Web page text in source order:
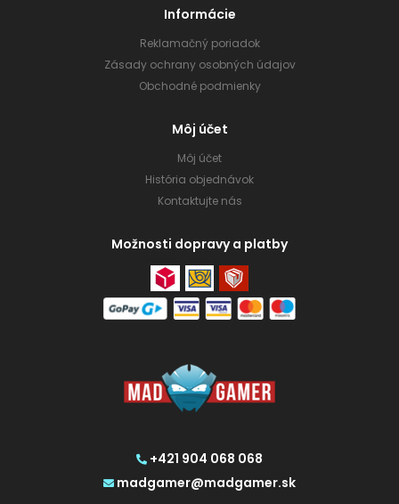
+421 904 068 068
madgamer@madgamer.sk
Informácie
Reklamačný poriadok
Zásady ochrany osobných údajov
Obchodné podmienky
Môj účet
Môj účet
História objednávok
Kontaktujte nás
Možnosti dopravy a platby